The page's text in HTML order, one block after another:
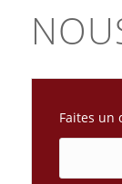
Faites un